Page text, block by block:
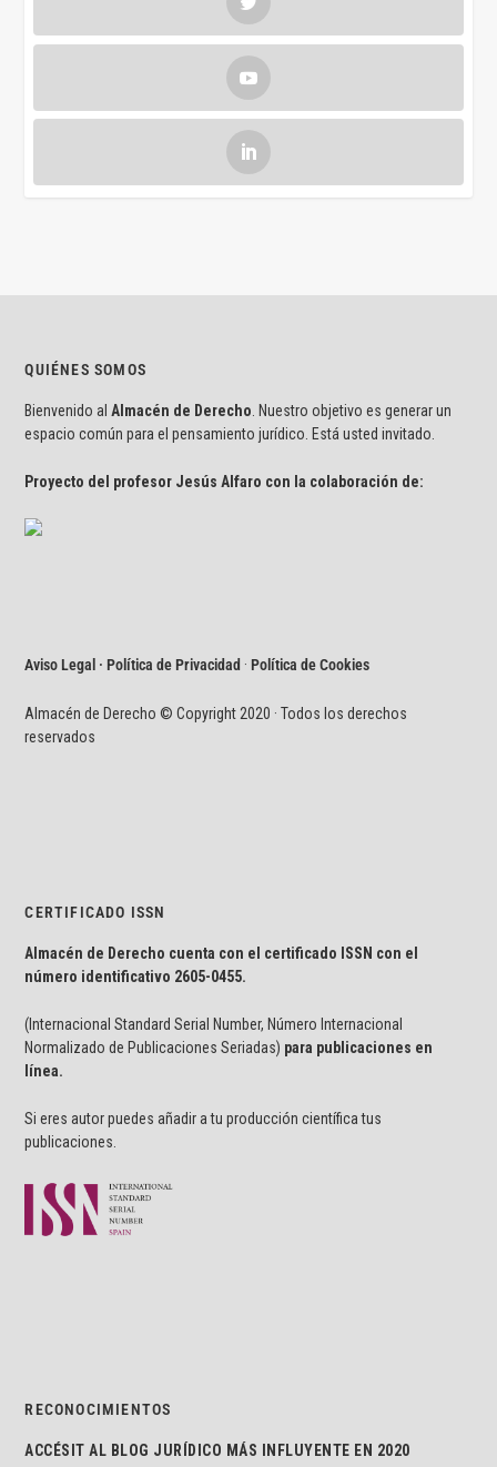
QUIÉNES SOMOS
Bienvenido al Almacén de Derecho . Nuestro objetivo es generar un
espacio común para el pensamiento jurídico. Está usted invitado.
Proyecto del profesor Jesús Alfaro con la colaboración de:
Aviso Legal · Política de Privacidad ·Política de Cookies
Almacén de Derecho © Copyright 2020 · Todos los derechos
reservados
CERTIFICADO ISSN
Almacén de Derecho cuenta con el certificado ISSN con el
número identificativo 2605-0455.
(Internacional Standard Serial Number, Número Internacional
Normalizado de Publicaciones Seriadas) para publicaciones en
línea.
Si eres autor puedes añadir a tu producción científica tus
publicaciones.
RECONOCIMIENTOS
ACCÉSIT AL BLOG JURÍDICO MÁS INFLUYENTE EN 2020